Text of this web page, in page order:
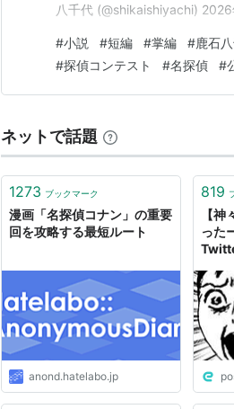
八千代 (@shikaishiyachi)
しければ今一度、合わせてご
#小説 #短編 #掌編 #鹿石
#探偵コンテスト #名探偵 #
ネットで話題
1273 ブックマーク
漫画「名探偵コナン」の重要
回を攻略する最短ルート
anond.hatelabo.jp
819
【
った
さん
など